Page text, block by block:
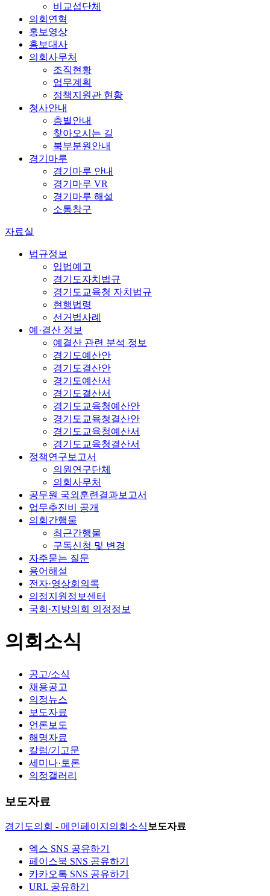
비교섭단체
의회연혁
홍보영상
홍보대사
의회사무처
조직현황
업무계획
정책지원관 현황
청사안내
층별안내
찾아오시는 길
북부분원안내
경기마루
경기마루 안내
경기마루 VR
경기마루 해설
소통창구
자료실
법규정보
입법예고
경기도자치법규
경기도교육청 자치법규
현행법령
선거법사례
예·결산 정보
예결산 관련 분석 정보
경기도예산안
경기도결산안
경기도예산서
경기도결산서
경기도교육청예산안
경기도교육청결산안
경기도교육청예산서
경기도교육청결산서
정책연구보고서
의원연구단체
의회사무처
공무원 국외훈련결과보고서
업무추진비 공개
의회간행물
최근간행물
구독신청 및 변경
자주묻는 질문
용어해설
전자·영상회의록
의정지원정보센터
국회·지방의회 의정정보
의회소식
공고/소식
채용공고
의정뉴스
보도자료
언론보도
해명자료
칼럼/기고문
세미나·토론
의정갤러리
보도자료
경기도의회 - 메인페이지 의회소식보도자료
엑스 SNS 공유하기
페이스북 SNS 공유하기
카카오톡 SNS 공유하기
URL 공유하기